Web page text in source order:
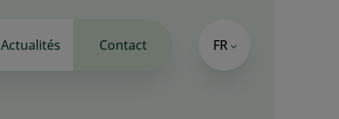
Actualités Contact FR